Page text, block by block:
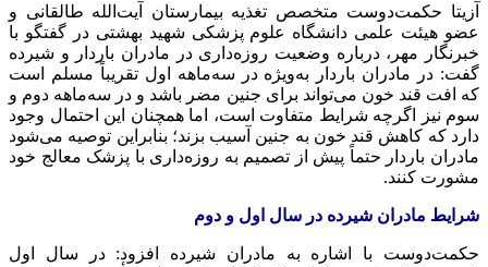
آزیتا حکمت‌دوست متخصص تغذیه بیمارستان آیت‌الله طالقانی و
عضو هیئت علمی دانشگاه علوم پزشکی شهید بهشتی در گفتگو با
خبرنگار مهر، درباره وضعیت روزه‌داری در مادران باردار و شیرده
گفت: در مادران باردار به‌ویژه در سه‌ماهه اول تقریباً مسلم است
که افت قند خون می‌تواند برای جنین مضر باشد و در سه‌ماهه دوم و
سوم نیز اگرچه شرایط متفاوت است، اما همچنان این احتمال وجود
دارد که کاهش قند خون به جنین آسیب بزند؛ بنابراین توصیه می‌شود
مادران باردار حتماً پیش از تصمیم به روزه‌داری با پزشک معالج خود
مشورت کنند.
شرایط مادران شیرده در سال اول و دوم
حکمت‌دوست با اشاره به مادران شیرده افزود: در سال اول